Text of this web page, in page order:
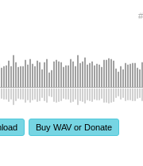
Buy WAV or Donate